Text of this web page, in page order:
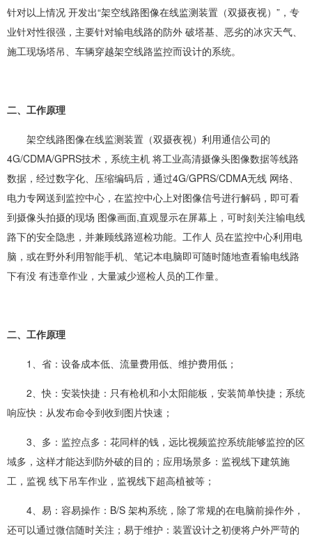
针对以上情况 开发出“架空线路图像在线监测装置（双摄夜视）”，专
业针对性很强，主要针对输电线路的防外 破塔基、恶劣的冰灾天气、
施工现场塔吊、车辆穿越架空线路监控而设计的系统。
二、工作原理
架空线路图像在线监测装置（双摄夜视）利用通信公司的
4G/CDMA/GPRS技术，系统主机 将工业高清摄像头图像数据等线路
数据，经过数字化、压缩编码后，通过4G/GPRS/CDMA无线 网络、
电力专网送到监控中心，在监控中心上对图像信号进行解码，即可看
到摄像头拍摄的现场 图像画面,直观显示在屏幕上，可时刻关注输电线
路下的安全隐患，并兼顾线路巡检功能。工作人 员在监控中心利用电
脑，或在野外利用智能手机、笔记本电脑即可随时随地查看输电线路
下有没 有违章作业，大量减少巡检人员的工作量。
二、工作原理
1、省：设备成本低、流量费用低、维护费用低；
2、快：安装快捷：只有枪机和小太阳能板，安装简单快捷；系统
响应快：从发布命令到收到图片快速；
3、多：监控点多：花同样的钱，远比视频监控系统能够监控的区
域多，这样才能达到防外破的目的；应用场景多：监视线下建筑施
工，监视 线下吊车作业，监视线下超高植被等；
4、易：容易操作：B/S 架构系统，除了常规的在电脑前操作外，
还可以通过微信随时关注；易于维护：装置设计之初便将户外严苛的